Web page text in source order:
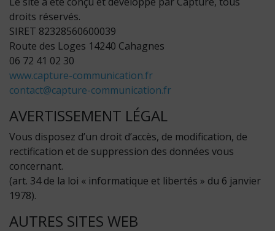
droits réservés.
SIRET 82328560600039
Route des Loges 14240 Cahagnes
06 72 41 02 30
www.capture-communication.fr
contact@capture-communication.fr
AVERTISSEMENT LÉGAL
Vous disposez d’un droit d’accès, de modification, de
rectification et de suppression des données vous
concernant.
(art. 34 de la loi « informatique et libertés » du 6 janvier
1978).
AUTRES SITES WEB